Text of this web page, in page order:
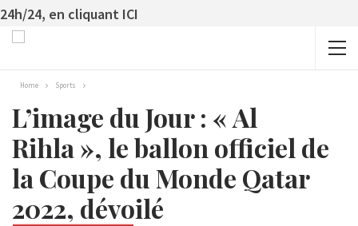
24h/24, en cliquant ICI
Home Sports
L’image du Jour : « Al
Rihla », le ballon officiel de
la Coupe du Monde Qatar
2022, dévoilé